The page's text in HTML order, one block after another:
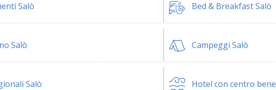
Salò Bed & Breakfast Salò
Salò Campeggi Salò
Salò Hotel con centro